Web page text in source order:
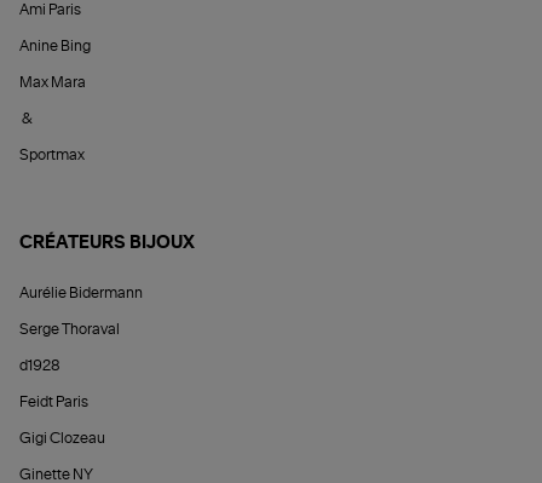
Ami Paris
Anine Bing
Max Mara
&
Sportmax
CRÉATEURS BIJOUX
Aurélie Bidermann
Serge Thoraval
d1928
Feidt Paris
Gigi Clozeau
Ginette NY